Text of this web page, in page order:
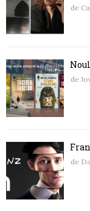
de
de
de